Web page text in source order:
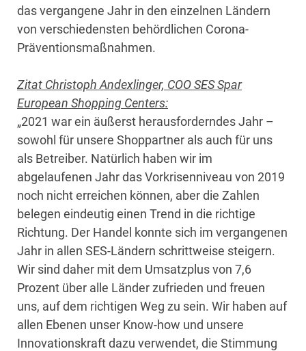
das vergangene Jahr in den einzelnen Ländern
von verschiedensten behördlichen Corona-
Präventionsmaßnahmen.
Zitat Christoph Andexlinger, COO SES Spar
European Shopping Centers:
„2021 war ein äußerst herausforderndes Jahr –
sowohl für unsere Shoppartner als auch für uns
als Betreiber. Natürlich haben wir im
abgelaufenen Jahr das Vorkrisenniveau von 2019
noch nicht erreichen können, aber die Zahlen
belegen eindeutig einen Trend in die richtige
Richtung. Der Handel konnte sich im vergangenen
Jahr in allen SES-Ländern schrittweise steigern.
Wir sind daher mit dem Umsatzplus von 7,6
Prozent über alle Länder zufrieden und freuen
uns, auf dem richtigen Weg zu sein. Wir haben auf
allen Ebenen unser Know-how und unsere
Innovationskraft dazu verwendet, die Stimmung